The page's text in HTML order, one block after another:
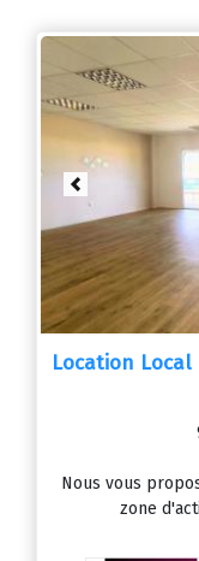
Previous
Location Local
Nous vous
zone